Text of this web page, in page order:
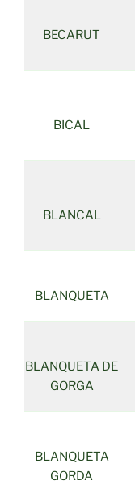
BECARUT
BICAL
BLANCAL
BLANQUETA
BLANQUETA DE
GORGA
BLANQUETA
GORDA